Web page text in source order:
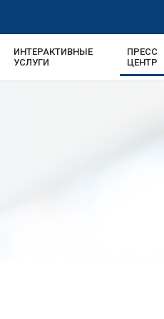
ИНТЕРАКТИВНЫЕ
УСЛУГИ
ПРЕСС
ЦЕНТР